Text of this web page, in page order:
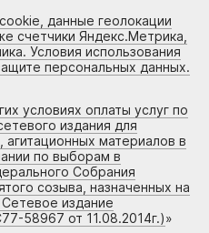
данные геолокации
счетчики Яндекс.Метрика,
Условия использования
персональных данных.
условиях оплаты услуг по
издания для
материалов в
по выборам в
Собрания
созыва, назначенных на
издание
58967 от 11.08.2014г.)»